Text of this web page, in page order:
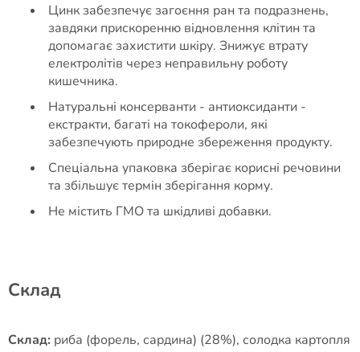
Цинк забезпечує загоєння ран та подразнень,
завдяки прискоренню відновлення клітин та
допомагає захистити шкіру. Знижує втрату
електролітів через неправильну роботу
кишечника.
Натуральні консерванти - антиоксиданти -
екстракти, багаті на токофероли, які
забезпечують природне збереження продукту.
Спеціальна упаковка зберігає корисні речовини
та збільшує термін зберігання корму.
Не містить ГМО та шкідливі добавки.
Cклад
Склад: риба (форель, сардина) (28%), солодка картопля